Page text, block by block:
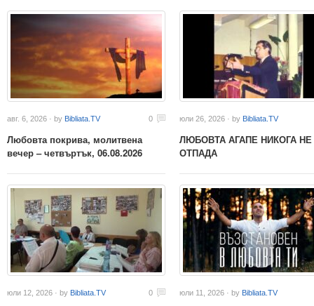
авг. 6, 2026 · by Bibliata.TV 0
Любовта покрива, молитвена
вечер – четвъртък, 06.08.2026
юли 26, 2026 · by Bibliata.TV
ЛЮБОВТА АГАПЕ НИКОГА НЕ
ОТПАДА
юли 12, 2026 · by Bibliata.TV 0 юли 11, 2026 · by Bibliata.TV